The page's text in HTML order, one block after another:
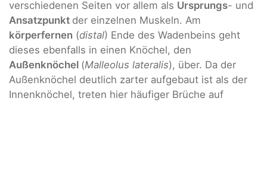
verschiedenen Seiten vor allem als Ursprungs- und
Ansatzpunkt der einzelnen Muskeln. Am
körperfernen (distal) Ende des Wadenbeins geht
dieses ebenfalls in einen Knöchel, den
Außenknöchel (Malleolus lateralis), über. Da der
Außenknöchel deutlich zarter aufgebaut ist als der
Innenknöchel, treten hier häufiger Brüche auf